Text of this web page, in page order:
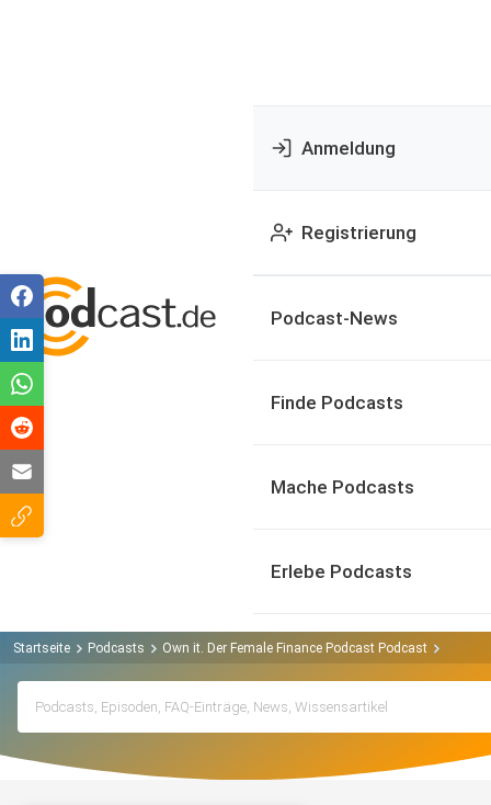
Anmeldung
Registrierung
Podcast-News
Finde Podcasts
Mache Podcasts
Erlebe Podcasts
Startseite Podcasts Own it. Der Female Finance Podcast Podcast